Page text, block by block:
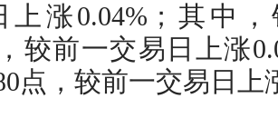
上涨0.04%；其中
较前一交易日上涨
点，较前一交易日上